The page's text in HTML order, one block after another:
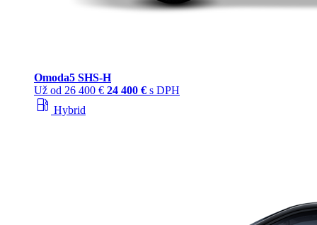
Omoda5 SHS‑H
Už od 26 400 € 24 400 € s DPH
local_gas_station Hybrid